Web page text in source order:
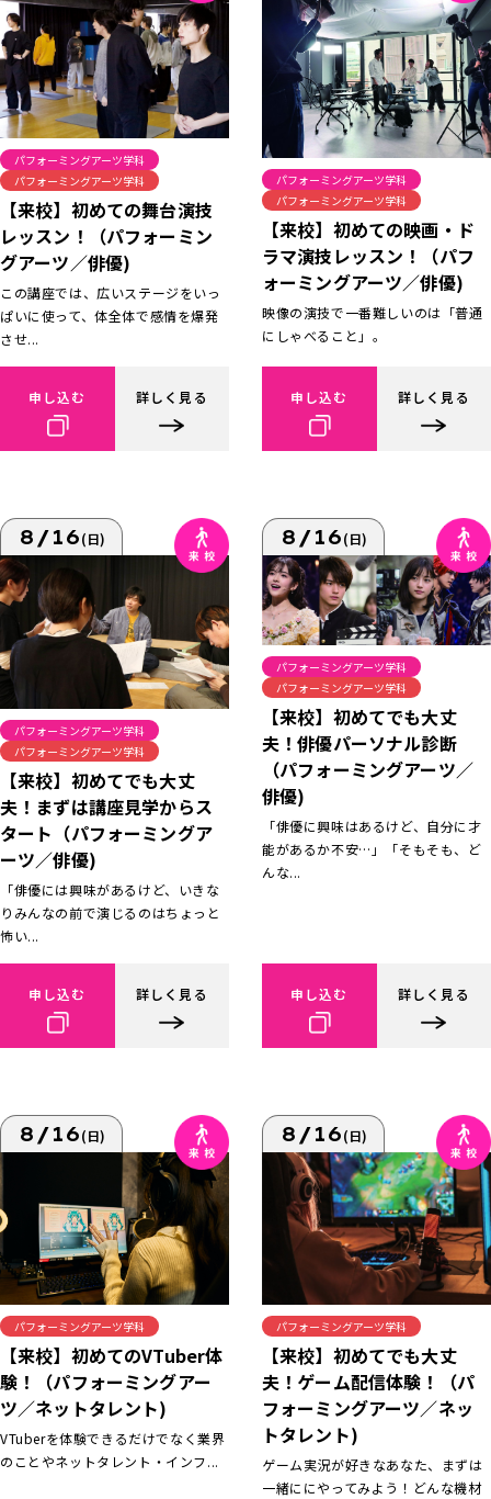
パフォーミングアーツ学科
パフォーミングアーツ学科
【来校】初めての舞台演技
レッスン！（パフォーミン
グアーツ／俳優)
この講座では、広いステージをいっ
ぱいに使って、体全体で感情を爆発
させ...
申し込む 詳しく見る
パフォーミングアーツ学科
パフォーミングアーツ学科
【来校】初めての映画・ド
ラマ演技レッスン！（パフ
ォーミングアーツ／俳優)
映像の演技で一番難しいのは「普通
にしゃべること」。
申し込む 詳しく見る
8/16(日)
パフォーミングアーツ学科
パフォーミングアーツ学科
【来校】初めてでも大丈
夫！まずは講座見学からス
タート（パフォーミングア
ーツ／俳優)
「俳優には興味があるけど、いきな
りみんなの前で演じるのはちょっと
怖い...
申し込む 詳しく見る
8/16(日)
パフォーミングアーツ学科
パフォーミングアーツ学科
【来校】初めてでも大丈
夫！俳優パーソナル診断
（パフォーミングアーツ／
俳優)
「俳優に興味はあるけど、自分に才
能があるか不安…」「そもそも、ど
んな...
申し込む 詳しく見る
8/16(日)
パフォーミングアーツ学科
【来校】初めてのVTuber体
験！（パフォーミングアー
ツ／ネットタレント)
VTuberを体験できるだけでなく業界
のことやネットタレント・インフ...
8/16(日)
パフォーミングアーツ学科
【来校】初めてでも大丈
夫！ゲーム配信体験！（パ
フォーミングアーツ／ネッ
トタレント)
ゲーム実況が好きなあなた、まずは
一緒ににやってみよう！どんな機材